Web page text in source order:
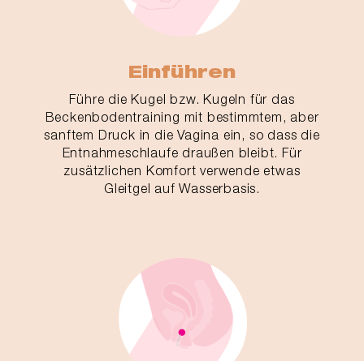
Einführen
Führe die Kugel bzw. Kugeln für das
Beckenbodentraining mit bestimmtem, aber
sanftem Druck in die Vagina ein, so dass die
Entnahmeschlaufe draußen bleibt. Für
zusätzlichen Komfort verwende etwas
Gleitgel auf Wasserbasis.